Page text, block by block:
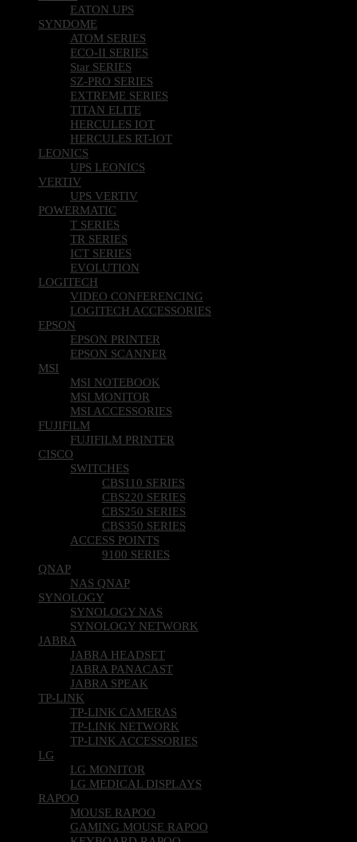
EATON UPS
SYNDOME
ATOM SERIES
ECO-II SERIES
Star SERIES
SZ-PRO SERIES
EXTREME SERIES
TITAN ELITE
HERCULES IOT
HERCULES RT-IOT
LEONICS
UPS LEONICS
VERTIV
UPS VERTIV
POWERMATIC
T SERIES
TR SERIES
ICT SERIES
EVOLUTION
LOGITECH
VIDEO CONFERENCING
LOGITECH ACCESSORIES
EPSON
EPSON PRINTER
EPSON SCANNER
MSI
MSI NOTEBOOK
MSI MONITOR
MSI ACCESSORIES
FUJIFILM
FUJIFILM PRINTER
CISCO
SWITCHES
CBS110 SERIES
CBS220 SERIES
CBS250 SERIES
CBS350 SERIES
ACCESS POINTS
9100 SERIES
QNAP
NAS QNAP
SYNOLOGY
SYNOLOGY NAS
SYNOLOGY NETWORK
JABRA
JABRA HEADSET
JABRA PANACAST
JABRA SPEAK
TP-LINK
TP-LINK CAMERAS
TP-LINK NETWORK
TP-LINK ACCESSORIES
LG
LG MONITOR
LG MEDICAL DISPLAYS
RAPOO
MOUSE RAPOO
GAMING MOUSE RAPOO